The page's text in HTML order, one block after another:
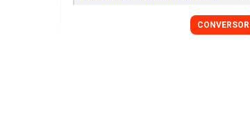
CONVERSOR